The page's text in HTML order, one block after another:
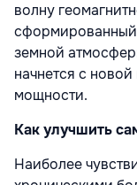
волну
сформированный
земной
начнется с
мощности.
Как улучшить
Наиболее